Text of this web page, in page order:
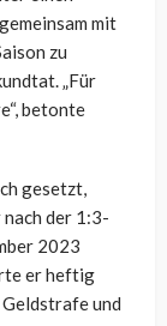
mit
zu
„Für
betonte
gesetzt,
der 1:3-
2023
er heftig
und